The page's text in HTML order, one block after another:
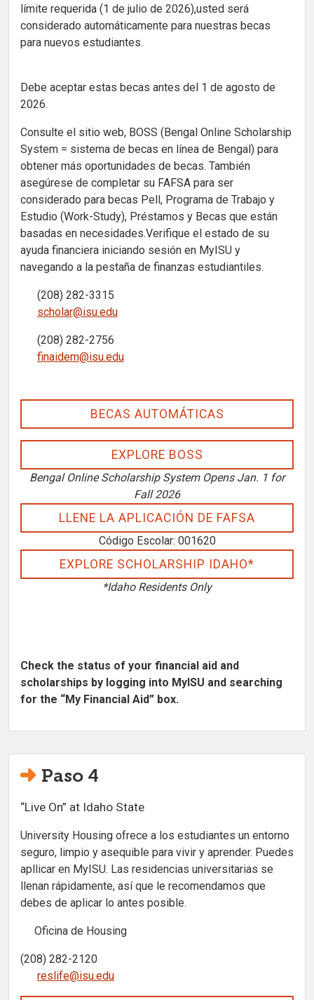
límite requerida (1 de julio de 2026),usted será
considerado automáticamente para nuestras becas
para nuevos estudiantes.
Debe aceptar estas becas antes del 1 de agosto de
2026.
Consulte el sitio web, BOSS (Bengal Online Scholarship
System = sistema de becas en línea de Bengal) para
obtener más oportunidades de becas. También
asegúrese de completar su FAFSA para ser
considerado para becas Pell, Programa de Trabajo y
Estudio (Work-Study), Préstamos y Becas que están
basadas en necesidades.Verifique el estado de su
ayuda financiera iniciando sesión en MyISU y
navegando a la pestaña de finanzas estudiantiles.
(208) 282-3315
scholar@isu.edu
(208) 282-2756
finaidem@isu.edu
BECAS AUTOMÁTICAS
EXPLORE BOSS
Bengal Online Scholarship System Opens Jan. 1 for
Fall 2026
LLENE LA APLICACIÓN DE FAFSA
Código Escolar: 001620
EXPLORE SCHOLARSHIP IDAHO*
*Idaho Residents Only
Check the status of your financial aid and
scholarships by logging into MyISU and searching
for the “My Financial Aid” box.
Paso 4
“Live On” at Idaho State
University Housing ofrece a los estudiantes un entorno
seguro, limpio y asequible para vivir y aprender. Puedes
apllicar en MyISU. Las residencias universitarias se
llenan rápidamente, así que le recomendamos que
debes de aplicar lo antes posible.
Oficina de Housing
(208) 282-2120
reslife@isu.edu